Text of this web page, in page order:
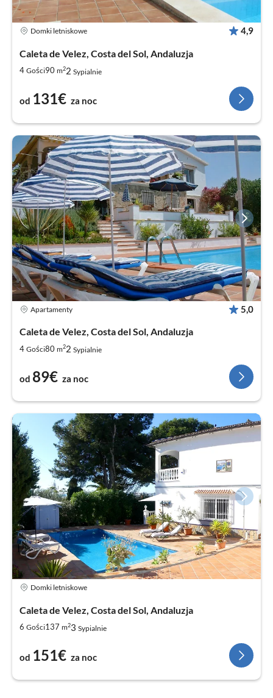
Domki letniskowe 4,9
Caleta de Velez, Costa del Sol, Andaluzja
4 Gości90 m22 Sypialnie
od 131€ za noc
Apartamenty 5,0
Caleta de Velez, Costa del Sol, Andaluzja
4 Gości80 m22 Sypialnie
od 89€ za noc
Domki letniskowe
Caleta de Velez, Costa del Sol, Andaluzja
6 Gości137 m23 Sypialnie
od 151€ za noc